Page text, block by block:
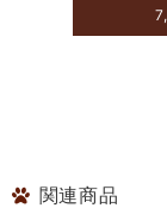
関連商品